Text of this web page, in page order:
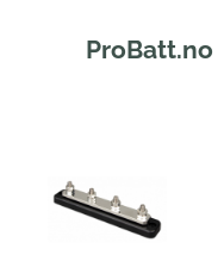
ProBatt.no